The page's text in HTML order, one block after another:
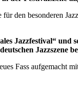
den besonderen
Jazzfestival“ und
Jazzszene
Fass aufgemacht